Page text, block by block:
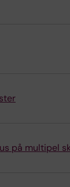
på multipel